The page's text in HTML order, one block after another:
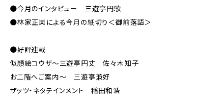
●今月のインタビュー 三遊亭円歌
●林家正楽による今月の紙切り＜御前落語＞
●好評連載
似顔絵コウザ〜三遊亭円丈 佐々木知子
お二階へご案内～ 三遊亭兼好
ザッツ・ネタテインメント 稲田和浩